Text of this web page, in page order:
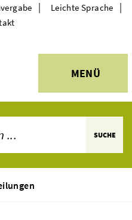
MENÜ
| Leichte Sprache |
SUCHE